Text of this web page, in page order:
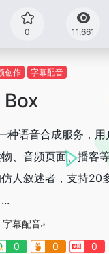
0 11,661
创作 字幕配音
种语音合成服务，用
、音频页面、播客
人叙述者，支持20
字幕配音
0 0 0